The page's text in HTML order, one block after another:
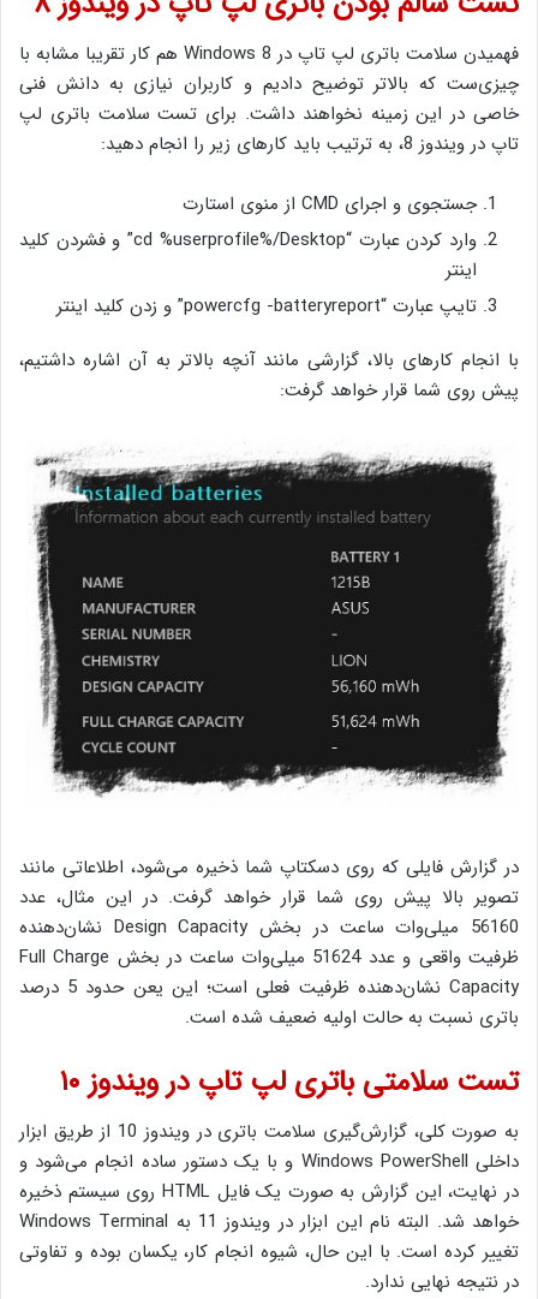
فهمیدن سلامت باتری لپ تاپ در Windows 8 هم کار تقریبا مشابه با
چیزی‌ست که بالاتر توضیح دادیم و کاربران نیازی به دانش فنی
خاصی در این زمینه نخواهند داشت. برای تست سلامت باتری لپ
تاپ در ویندوز 8، به ترتیب باید کارهای زیر را انجام دهید:
جستجوی و اجرای CMD از منوی استارت
وارد کردن عبارت “cd %userprofile%/Desktop” و فشردن کلید
اینتر
تایپ عبارت “powercfg -batteryreport” و زدن کلید اینتر
با انجام کارهای بالا، گزارشی مانند آنچه بالاتر به آن اشاره داشتیم،
پیش روی شما قرار خواهد گرفت:
در گزارش فایلی که روی دسکتاپ شما ذخیره می‌شود، اطلاعاتی مانند
تصویر بالا پیش روی شما قرار خواهد گرفت. در این مثال، عدد
56160 میلی‌وات ساعت در بخش Design Capacity نشان‌دهنده
ظرفیت واقعی و عدد 51624 میلی‌وات ساعت در بخش Full Charge
Capacity نشان‌دهنده ظرفیت فعلی است؛ این یعن حدود 5 درصد
باتری نسبت به حالت اولیه ضعیف شده است.
تست سلامتی باتری لپ تاپ در ویندوز ۱۰
به صورت کلی، گزارش‌گیری سلامت باتری در ویندوز 10 از طریق ابزار
داخلی Windows PowerShell و با یک دستور ساده انجام می‌شود و
در نهایت، این گزارش به صورت یک فایل HTML روی سیستم ذخیره
خواهد شد. البته نام این ابزار در ویندوز 11 به Windows Terminal
تغییر کرده است. با این حال، شیوه انجام کار، یکسان بوده و تفاوتی
در نتیجه نهایی ندارد.